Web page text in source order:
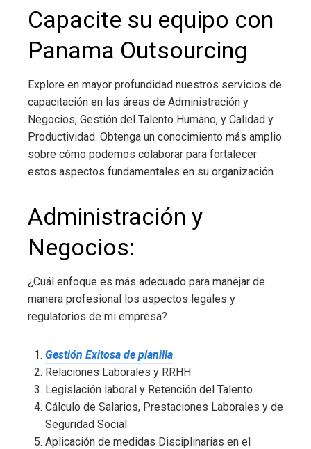
Capacite su equipo con
Panama Outsourcing
Explore en mayor profundidad nuestros servicios de
capacitación en las áreas de Administración y
Negocios, Gestión del Talento Humano, y Calidad y
Productividad. Obtenga un conocimiento más amplio
sobre cómo podemos colaborar para fortalecer
estos aspectos fundamentales en su organización.
Administración y
Negocios:
¿Cuál enfoque es más adecuado para manejar de
manera profesional los aspectos legales y
regulatorios de mi empresa?
Gestión Exitosa de planilla
Relaciones Laborales y RRHH
Legislación laboral y Retención del Talento
Cálculo de Salarios, Prestaciones Laborales y de
Seguridad Social
Aplicación de medidas Disciplinarias en el